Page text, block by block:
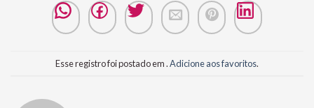
Esse registro foi postado em .Adicione aos favoritos.